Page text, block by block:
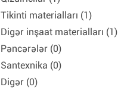
Tikinti materialları (1)
Digər inşaat materialları (1)
Pəncərələr (0)
Santexnika (0)
Digər (0)